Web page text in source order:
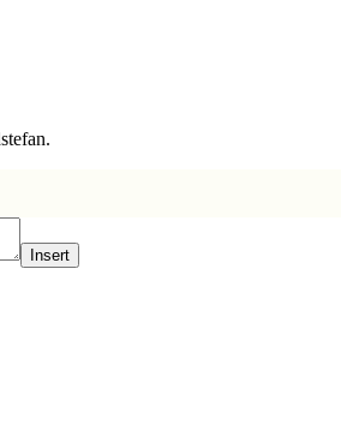
Insert